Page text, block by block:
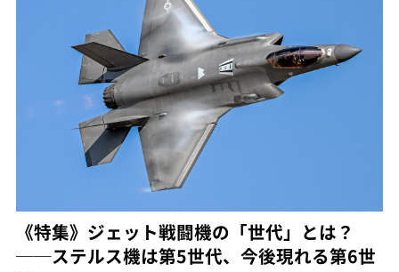
《特集》ジェット戦闘機の「世代」とは？
──ステルス機は第5世代、今後現れる第6世